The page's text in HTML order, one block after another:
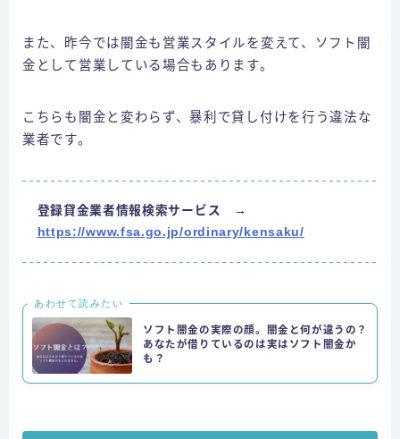
また、昨今では闇金も営業スタイルを変えて、ソフト闇
金として営業している場合もあります。
こちらも闇金と変わらず、暴利で貸し付けを行う違法な
業者です。
登録貸金業者情報検索サービス →
https://www.fsa.go.jp/ordinary/kensaku/
あわせて読みたい
ソフト闇金の実際の顔。闇金と何が違うの？
あなたが借りているのは実はソフト闇金か
も？